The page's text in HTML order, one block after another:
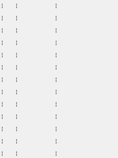
¦   ¦          ¦
¦   ¦          ¦
¦   ¦          ¦
¦   ¦          ¦
¦   ¦          ¦
¦   ¦          ¦
¦   ¦          ¦
¦   ¦          ¦
¦   ¦          ¦
¦   ¦          ¦
¦   ¦          ¦
¦   ¦          ¦
¦   ¦          ¦